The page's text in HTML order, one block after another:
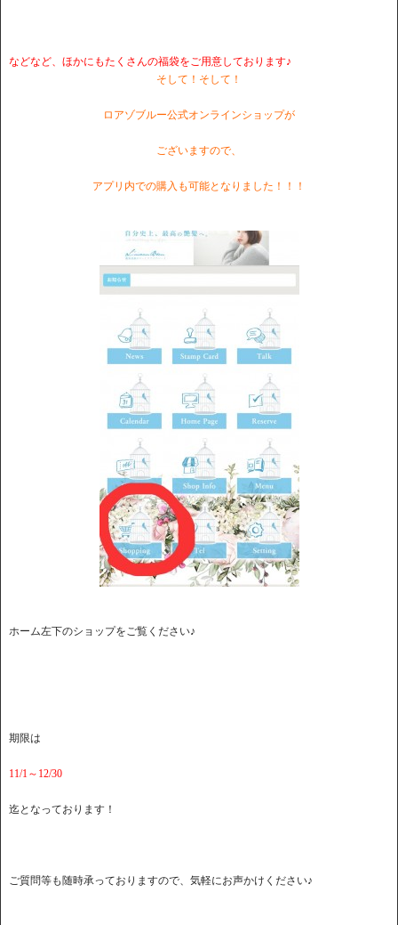
などなど、ほかにもたくさんの福袋をご用意しております♪
そして！そして！
ロアゾブルー公式オンラインショップが
ございますので、
アプリ内での購入も可能となりました！！！
ホーム左下のショップをご覧ください♪
期限は
11/1～12/30
迄となっております！
ご質問等も随時承っておりますので、気軽にお声かけください♪